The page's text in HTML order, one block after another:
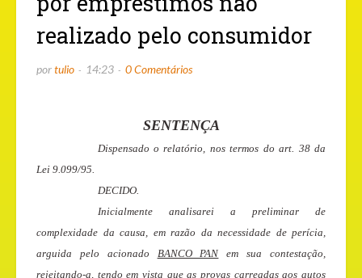
realizado pelo consumidor
portulio 14:23 0 Comentários
SENTENÇA
Dispensado o relatório, nos termos do art. 38 da
Lei 9.099/95.
DECIDO.
Inicialmente analisarei a preliminar de
complexidade da causa, em razão da necessidade de perícia,
arguida pelo acionado BANCO PAN em sua contestação,
rejeitando-a, tendo em vista que as provas carreadas aos autos